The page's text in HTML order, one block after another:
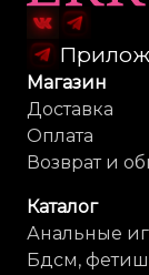
Магазин
Доставка
Оплата
Возврат и
Каталог
Анальные
Бдсм, фетиш